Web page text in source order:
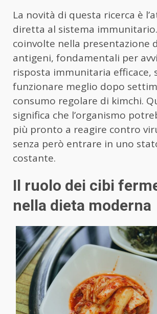
La novità di questa ricerca è
diretta al sistema
coinvolte nella presentazione
antigeni, fondamentali per
risposta immunitaria efficace,
funzionare meglio dopo
consumo regolare di kimchi.
significa che l’organismo
più pronto a reagire contro
senza però entrare in uno
costante.
Il ruolo dei cibi
nella dieta moderna